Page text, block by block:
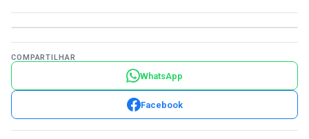
COMPARTILHAR
WhatsApp
Facebook